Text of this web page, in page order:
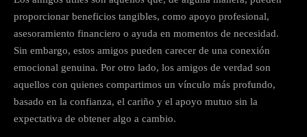
proporcionar beneficios tangibles, como apoyo profesional,
asesoramiento financiero o ayuda en momentos de necesidad.
Sin embargo, estos amigos pueden carecer de una conexión
emocional genuina. Por otro lado, los amigos de verdad son
aquellos con quienes compartimos un vínculo más profundo,
basado en la confianza, el cariño y el apoyo mutuo sin la
expectativa de obtener algo a cambio.